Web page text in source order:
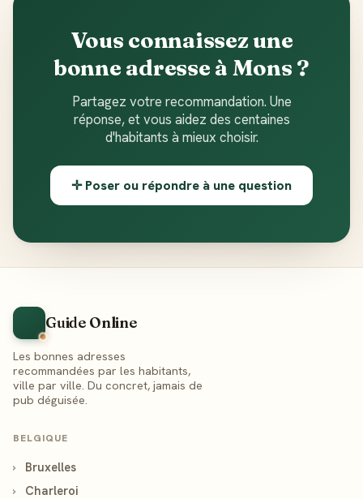
Vous connaissez une
bonne adresse à Mons ?
Partagez votre recommandation. Une
réponse, et vous aidez des centaines
d'habitants à mieux choisir.
✛ Poser ou répondre à une question
Guide Online
Les bonnes adresses
recommandées par les habitants,
ville par ville. Du concret, jamais de
pub déguisée.
BELGIQUE
›
Bruxelles
›
Charleroi